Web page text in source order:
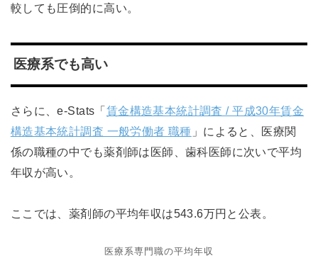
較しても圧倒的に高い。
医療系でも高い
さらに、e-Stats「賃金構造基本統計調査 / 平成30年賃金
構造基本統計調査 一般労働者 職種 」によると、医療関
係の職種の中でも薬剤師は医師、歯科医師に次いで平均
年収が高い。
ここでは、薬剤師の平均年収は543.6万円と公表。
医療系専門職の平均年収